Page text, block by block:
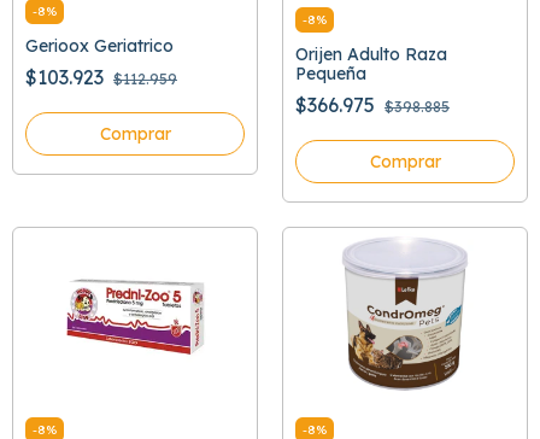
-8%
Gerioox Geriatrico
$103.923 $112.959
Comprar
-8%
Orijen Adulto Raza
Pequeña
$366.975 $398.885
Comprar
-8% -8%